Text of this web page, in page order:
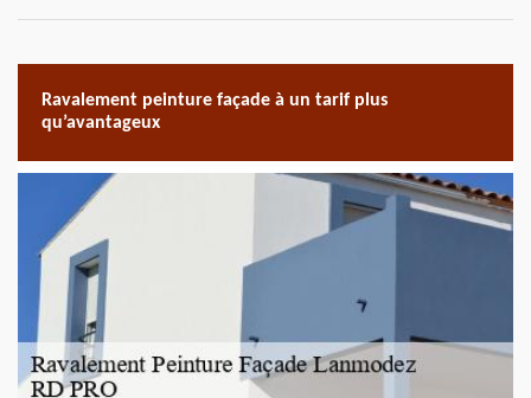
Ravalement peinture façade à un tarif plus
qu’avantageux